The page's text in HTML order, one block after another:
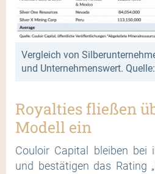
Vergleich von
und Unternehmenswert.
Royalties fließen
Modell ein
Couloir Capital bleiben bei
und bestätigen das Rating